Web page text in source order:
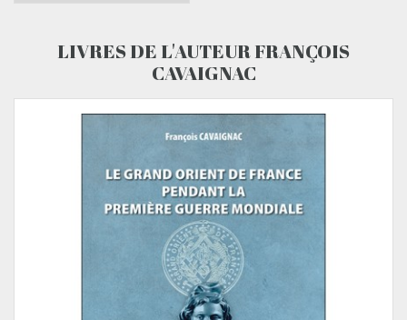
LIVRES DE L'AUTEUR FRANÇOIS
CAVAIGNAC